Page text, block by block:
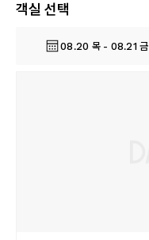
객실 선택
08.20 목 - 08.21 금